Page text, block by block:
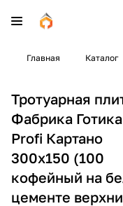
Главная Каталог
Тротуарная
Фабрика Готика
Profi Картано
300x150 (100
кофейный на
цементе